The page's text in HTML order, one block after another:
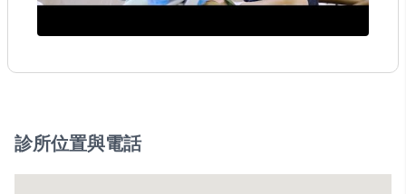
診所位置與電話